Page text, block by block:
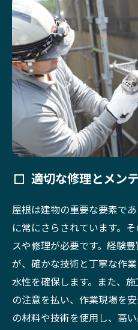
適切な修理とメン
屋根は建物の重要な要素で
に常にさらされています。
スや修理が必要です。経験
が、確かな技術と丁寧な作
水性を確保します。また、
の注意を払い、作業現場を
の材料や技術を使用し、高